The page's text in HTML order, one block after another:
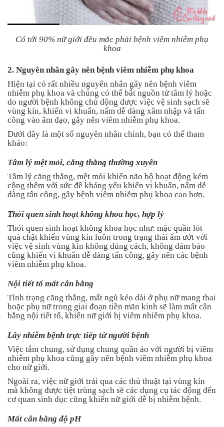
Có tới 90% nữ giới đều mắc phải bệnh viêm nhiễm phụ
khoa
2. Nguyên nhân gây nên bệnh viêm nhiễm phụ khoa
Hiện tại có rất nhiều nguyên nhân gây nên bệnh viêm
nhiễm phụ khoa và chúng có thể bắt nguồn từ tâm lý hoặc
do người bệnh không chủ động được việc vệ sinh sạch sẽ
vùng kín, khiến vi khuẩn, nấm dễ dàng xâm nhập và tấn
công vào âm đạo, gây nên viêm nhiễm phụ khoa.
Dưới đây là một số nguyên nhân chính, bạn có thể tham
khảo:
Tâm lý mệt mỏi, căng thẳng thường xuyên
Tâm lý căng thẳng, mệt mỏi khiến não bộ hoạt động kém
cộng thêm với sức đề kháng yếu khiến vi khuẩn, nấm dễ
dàng tấn công, gây bệnh viêm nhiễm phụ khoa cao hơn.
Thói quen sinh hoạt không khoa học, hợp lý
Thói quen sinh hoạt không khoa học như: mặc quần lót
quá chật khiến vùng kín luôn trong trạng thái ẩm ướt với
việc vệ sinh vùng kín không đúng cách, không đảm bảo
cũng khiến vi khuẩn dễ dàng tấn công, gây nên các bệnh
viêm nhiễm phụ khoa.
Nội tiết tố mất cân bằng
Tình trạng căng thẳng, mất ngủ kéo dài ở phụ nữ mang thai
hoặc phụ nữ trong giai đoạn tiền mãn kinh sẽ làm mất cân
bằng nội tiết tố, khiến nữ giới bị viêm nhiễm phụ khoa.
Lây nhiễm bệnh trực tiếp từ người bệnh
Việc tắm chung, sử dụng chung quần áo với người bị viêm
nhiễm phụ khoa cũng gây nên bệnh viêm nhiễm phụ khoa
cho nữ giới.
Ngoài ra, việc nữ giới trải qua các thủ thuật tại vùng kín
mà không được tiệt trùng sạch sẽ các dụng cụ tác động đến
cơ quan sinh dục cũng khiến nữ giới dễ bị nhiễm bệnh.
Mất cân bằng độ pH